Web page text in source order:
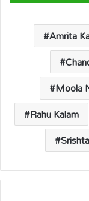
A
p
k
Amrita
Moola
Rahu Kalam